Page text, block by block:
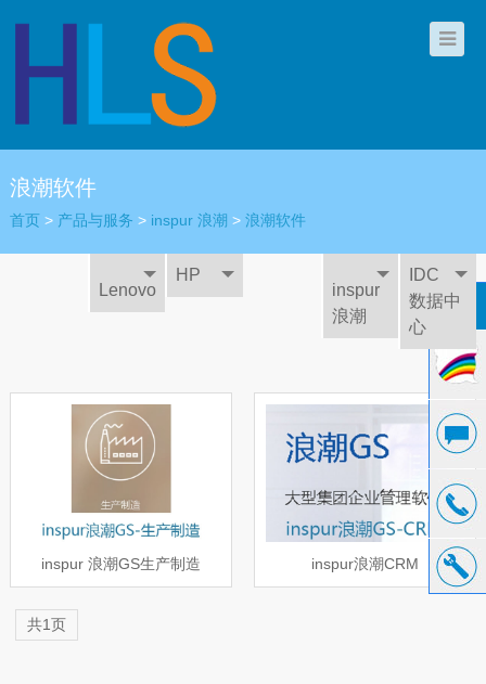
浪潮软件
首页> 产品与服务 > inspur 浪潮 > 浪潮软件
Lenovo
HP
inspur
浪潮
IDC
数据中
心
inspur 浪潮GS生产制造 inspur浪潮CRM
共1页